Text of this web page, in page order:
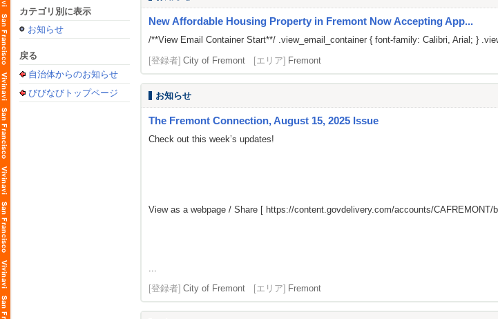
カテゴリ別に表示
お知らせ
戻る
自治体からのお知らせ
びびなびトップページ
New Affordable Housing Property in Fremont Now Accepting App...
/**View Email Container Start**/ .view_email_container { font-family: Calibri, Arial; }
[登録者] City of Fremont [エリア] Fremont
お知らせ
The Fremont Connection, August 15, 2025 Issue
Check out this week’s updates!
View as a webpage / Share [ https://content.govdelivery.com/accounts/CAFREMONT/
...
[登録者] City of Fremont [エリア] Fremont